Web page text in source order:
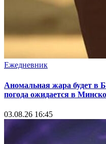
Ежедневник
Аномальная жара будет в
погода ожидается в
03.08.26 16:45